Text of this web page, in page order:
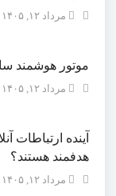
مرداد ۱۲, ۱۴۰۵
موتور هوشمند
مرداد ۱۲, ۱۴۰۵
آینده ارتباطات
هدفمند هستند؟
مرداد ۱۲, ۱۴۰۵